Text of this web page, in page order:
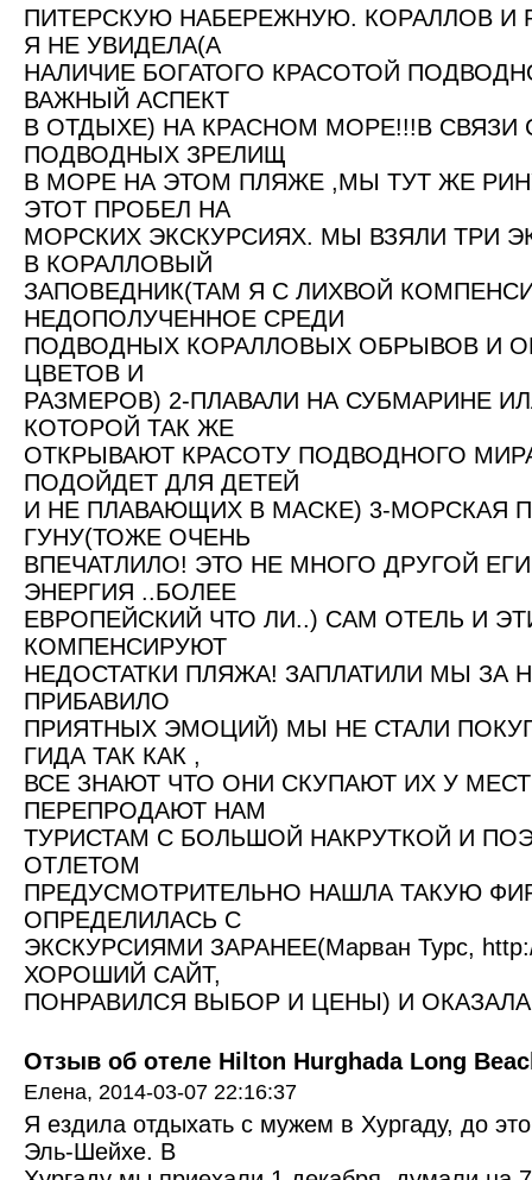
ПИТЕРСКУЮ НАБЕРЕЖНУЮ. КОРАЛЛОВ И
Я НЕ УВИДЕЛА(А
НАЛИЧИЕ БОГАТОГО КРАСОТОЙ
ВАЖНЫЙ АСПЕКТ
В ОТДЫХЕ) НА КРАСНОМ МОРЕ!!!В СВЯЗИ
ПОДВОДНЫХ ЗРЕЛИЩ
В МОРЕ НА ЭТОМ ПЛЯЖЕ ,МЫ ТУТ ЖЕ
ЭТОТ ПРОБЕЛ НА
МОРСКИХ ЭКСКУРСИЯХ. МЫ ВЗЯЛИ ТРИ
В КОРАЛЛОВЫЙ
ЗАПОВЕДНИК(ТАМ Я С ЛИХВОЙ
НЕДОПОЛУЧЕННОЕ СРЕДИ
ПОДВОДНЫХ КОРАЛЛОВЫХ ОБРЫВОВ И
ЦВЕТОВ И
РАЗМЕРОВ) 2-ПЛАВАЛИ НА СУБМАРИНЕ
КОТОРОЙ ТАК ЖЕ
ОТКРЫВАЮТ КРАСОТУ ПОДВОДНОГО
ПОДОЙДЕТ ДЛЯ ДЕТЕЙ
И НЕ ПЛАВАЮЩИХ В МАСКЕ) 3-МОРСКАЯ
ГУНУ(ТОЖЕ ОЧЕНЬ
ВПЕЧАТЛИЛО! ЭТО НЕ МНОГО ДРУГОЙ
ЭНЕРГИЯ ..БОЛЕЕ
ЕВРОПЕЙСКИЙ ЧТО ЛИ..) САМ ОТЕЛЬ И
КОМПЕНСИРУЮТ
НЕДОСТАТКИ ПЛЯЖА! ЗАПЛАТИЛИ МЫ ЗА
ПРИБАВИЛО
ПРИЯТНЫХ ЭМОЦИЙ) МЫ НЕ СТАЛИ
ГИДА ТАК КАК ,
ВСЕ ЗНАЮТ ЧТО ОНИ СКУПАЮТ ИХ У
ПЕРЕПРОДАЮТ НАМ
ТУРИСТАМ С БОЛЬШОЙ НАКРУТКОЙ И
ОТЛЕТОМ
ПРЕДУСМОТРИТЕЛЬНО НАШЛА ТАКУЮ
ОПРЕДЕЛИЛАСЬ С
ЭКСКУРСИЯМИ ЗАРАНЕЕ(Марван Турс,
ХОРОШИЙ САЙТ,
ПОНРАВИЛСЯ ВЫБОР И ЦЕНЫ) И
Отзыв об отеле Hilton Hurghada Long
Eлена, 2014-03-07 22:16:37
Я ездила отдыхать с мужем в Хургаду, до
Эль-Шейхе. В